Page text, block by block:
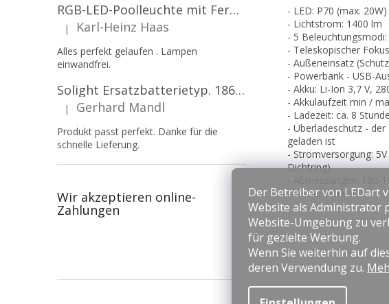
Der Betreiber von LEDart
Website als Administrator
Website-Umgebung zu
für gezielte Werbung.
Wenn Sie weiterhin auf
deren Verwendung zu.
RGB-LED-Poolleuchte mit Fernbedienung, 12W, 1260lm, PAR56, 12V, 1+1 gratis!
Die Produktbewertung beträgt 5 von 5 Sternen.
| Karl-Heinz Haas
Alles perfekt gelaufen . Lampen
einwandfrei.
Solight Ersatzbatterietyp. 18650, 3,7 V, Li-Ion, 2200 mAh [WN900]
Die Produktbewertung beträgt 5 von 5 Sternen.
| Gerhard Mandl
Produkt passt perfekt. Danke für die
schnelle Lieferung.
Wir akzeptieren online-
Zahlungen
- LED: P70 (max. 20W)
- Lichtstrom: 1400 lm
- 5
- Teleskopischer
- Außeneinsatz
- Powerbank - USB-
- Akku: Li-Ion 3,7 V,
- Akkulaufzeit min /
- Ladezeit: ca. 8
- Überladeschutz -
geladen ist
- Stromversorgung:
Dichtring)
- Farbe: Schwarz